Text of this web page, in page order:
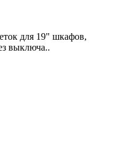
для 19" шкафов,
выключа..